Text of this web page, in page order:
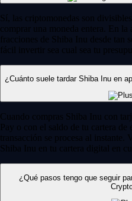
Sí, las criptomonedas son
comprar una moneda entera. En
fracciones de Shiba Inu desde tan
fácil invertir sea cual sea tu
¿Cuánto suele tardar Shiba Inu en
Cuando compras Shiba Inu con
Pay o con el saldo de tu cartera
transacción se procesa al instante.
Shiba Inu en tu cartera digital en
¿Qué pasos tengo que seguir